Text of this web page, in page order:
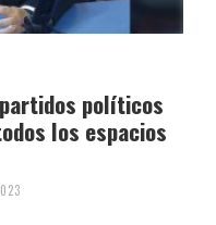
políticos
los espacios